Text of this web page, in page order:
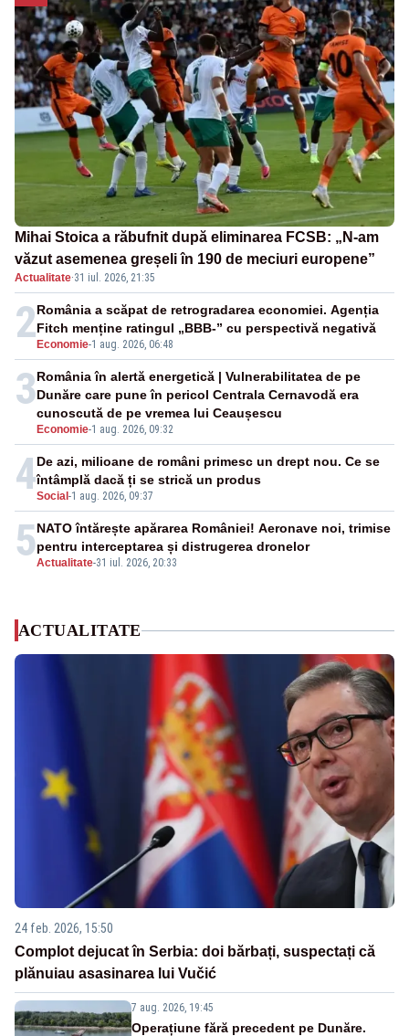
Mihai Stoica a răbufnit după eliminarea FCSB: „N-am
văzut asemenea greșeli în 190 de meciuri europene”
Actualitate·31 iul. 2026, 21:35
2 Economie-1 aug. 2026, 06:48
România a scăpat de retrogradarea economiei. Agenția
Fitch menține ratingul „BBB-” cu perspectivă negativă
3
Economie-1 aug. 2026, 09:32
România în alertă energetică | Vulnerabilitatea de pe
Dunăre care pune în pericol Centrala Cernavodă era
cunoscută de pe vremea lui Ceaușescu
4Social -1 aug. 2026, 09:37
De azi, milioane de români primesc un drept nou. Ce se
întâmplă dacă ți se strică un produs
5Actualitate-31 iul. 2026, 20:33
NATO întărește apărarea României! Aeronave noi, trimise
pentru interceptarea și distrugerea dronelor
ACTUALITATE
24 feb. 2026, 15:50
Complot dejucat în Serbia: doi bărbați, suspectați că
plănuiau asasinarea lui Vučić
7 aug. 2026, 19:45
Operațiune fără precedent pe Dunăre.